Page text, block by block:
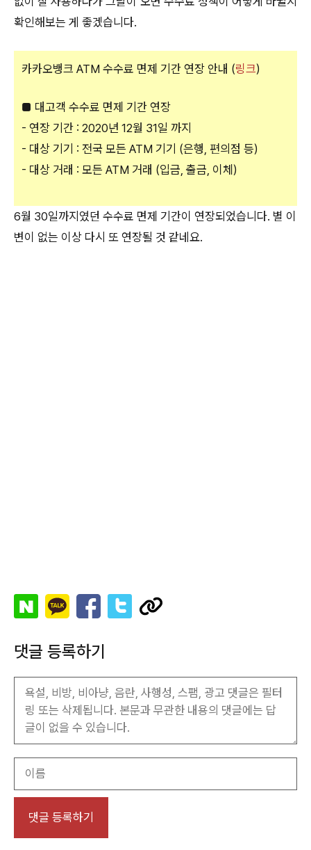
확인해보는 게 좋겠습니다.
카카오뱅크 ATM 수수료 면제 기간 연장 안내 (링크)
■ 대고객 수수료 면제 기간 연장
- 연장 기간 : 2020년 12월 31일 까지
- 대상 기기 : 전국 모든 ATM 기기 (은행, 편의점 등)
- 대상 거래 : 모든 ATM 거래 (입금, 출금, 이체)
6월 30일까지였던 수수료 면제 기간이 연장되었습니다. 별 이
변이 없는 이상 다시 또 연장될 것 같네요.
댓글 등록하기
름